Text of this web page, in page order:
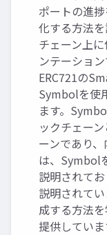
ポートの進
化する方法
チェーン上
ンテーショ
ERC721の
Symbolを使
ます。
ックチェー
ーンであり
は、Symbol
説明されて
説明されて
成する方法
提供していま